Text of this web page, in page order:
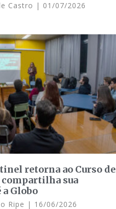
Castro 01/07/2026
retorna ao Curso de
sua
Globo
Ripe 16/06/2026